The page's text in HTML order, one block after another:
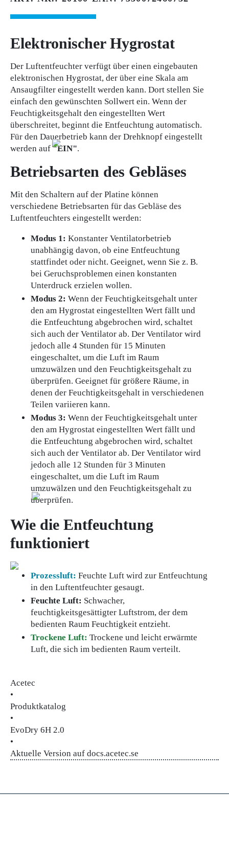
Elektronischer Hygrostat
Der Luftentfeuchter verfügt über einen eingebauten
elektronischen Hygrostat, der über eine Skala am
Ansaugfilter eingestellt werden kann. Dort stellen Sie
einfach den gewünschten Sollwert ein. Wenn der
Feuchtigkeitsgehalt den eingestellten Wert
überschreitet, beginnt die Entfeuchtung automatisch.
Für den Dauerbetrieb kann der Drehknopf eingestellt
werden auf"EIN".
Betriebsarten des Gebläses
Mit den Schaltern auf der Platine können
verschiedene Betriebsarten für das Gebläse des
Luftentfeuchters eingestellt werden:
Modus 1: Konstanter Ventilatorbetrieb
unabhängig davon, ob eine Entfeuchtung
stattfindet oder nicht. Geeignet, wenn Sie z. B.
bei Geruchsproblemen einen konstanten
Unterdruck erzielen wollen.
Modus 2: Wenn der Feuchtigkeitsgehalt unter
den am Hygrostat eingestellten Wert fällt und
die Entfeuchtung abgebrochen wird, schaltet
sich auch der Ventilator ab. Der Ventilator wird
jedoch alle 4 Stunden für 15 Minuten
eingeschaltet, um die Luft im Raum
umzuwälzen und den Feuchtigkeitsgehalt zu
überprüfen. Geeignet für größere Räume, in
denen der Feuchtigkeitsgehalt in verschiedenen
Teilen variieren kann.
Modus 3: Wenn der Feuchtigkeitsgehalt unter
den am Hygrostat eingestellten Wert fällt und
die Entfeuchtung abgebrochen wird, schaltet
sich auch der Ventilator ab. Der Ventilator wird
jedoch alle 12 Stunden für 3 Minuten
eingeschaltet, um die Luft im Raum
umzuwälzen und den Feuchtigkeitsgehalt zu
überprüfen.
Wie die Entfeuchtung
funktioniert
Prozessluft: Feuchte Luft wird zur Entfeuchtung
in den Luftentfeuchter gesaugt.
Feuchte Luft: Schwacher,
feuchtigkeitsgesättigter Luftstrom, der dem
bedienten Raum Feuchtigkeit entzieht.
Trockene Luft: Trockene und leicht erwärmte
Luft, die sich im bedienten Raum verteilt.
Acetec
•
Produktkatalog
•
EvoDry 6H 2.0
•
Aktuelle Version auf docs.acetec.se